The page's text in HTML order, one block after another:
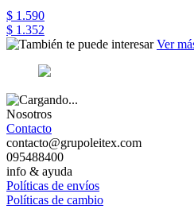
$ 1.590
$ 1.352
Ver
Nosotros
Contacto
contacto@grupoleitex.com
095488400
info & ayuda
Políticas de envíos
Políticas de cambio